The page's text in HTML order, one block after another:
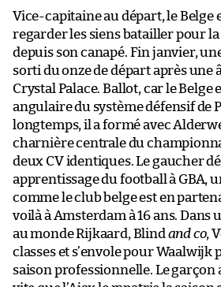
Vice-capitaine au départ, le Belge
regarder les siens batailler pour
depuis son canapé. Fin janvier,
sorti du onze de départ après une
Crystal Palace. Ballot, car le Belge
angulaire du système défensif de
longtemps, il a formé avec
charnière centrale du
deux CV identiques. Le gaucher
apprentissage du football à GBA,
comme le club belge est en
voilà à Amsterdam à 16 ans. Dans
au monde Rijkaard, Blind and co,
classes et s’envole pour Waalwijk
saison professionnelle. Le